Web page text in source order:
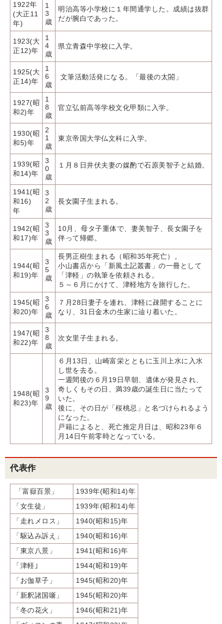
1922年
(大正11
年)
1
3
歳
明治高等小学校に１年間通学した。成績は抜群
だが腕白であった。
1923(大
正12)年
1
4
歳
県立青森中学校に入学。
1925(大
正14)年
1
6
歳
文筆活動活発になる。「最後の太閤」
1927(昭
和2)年
1
8
歳
官立弘前高等学校文化甲類に入学。
1930(昭
和5)年
2
1
歳
東京帝国大学仏文科に入学。
1939(昭
和14)年
3
0
歳
１月８日井伏夫妻の媒酌で石原美智子と結婚。
1941(昭
和16)
年
3
2
歳
長女園子生まれる。
1942(昭
和17)年
3
3
歳
10月、母タ子重体で、妻美智子、長女園子を
伴って帰郷。
1944(昭
和19)年
3
5
歳
長男正樹生まれる（昭和35年死亡）。
小山書店から「新風土記叢書」の一冊として
「津軽」の執筆を依頼される。
５～６月にかけて、津軽地方を旅行した。
1945(昭
和20)年
3
6
歳
７月28日妻子を連れ、津軽に疎開することに
なり、31日金木の生家に辿り着いた。
1947(昭
和22)年
3
8
歳
次女里子生まれる。
1948(昭
和23)年
3
9
歳
６月13日、山崎富栄とともに玉川上水に入水
し世を去る。
一週間後の６月19日早朝、遺体が発見され、
奇しくもその日、満39歳の誕生日に当たって
いた。
後に、その日が「桜桃忌」と名づけられるよう
になった。
戸籍によると、死亡推定月日は、昭和23年６
月14日午前零時となっている。
代表作
「富嶽百景」
1939年(昭和14)年
「女生徒」
1939年(昭和14)年
「走れメロス」
1940(昭和15)年
「駆込み訴え」
1940(昭和16)年
「東京八景」
1941(昭和16)年
「津軽｣
1944(昭和19)年
「お伽草子」
1945(昭和20)年
「新釈諸国噺」
1945(昭和20)年
「冬の花火」
1946(昭和21)年